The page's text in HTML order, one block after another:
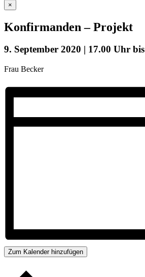
×
Konfirmanden – Projekt
9. September 2020 | 17.00 Uhr bis
Frau Becker
Zum Kalender hinzufügen